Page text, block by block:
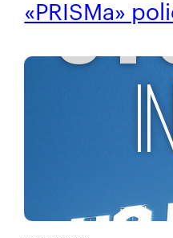
«PRISMa»